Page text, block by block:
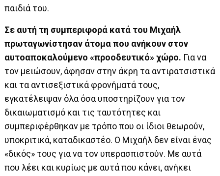
παιδιά του.
Σε αυτή τη συμπεριφορά κατά του Μιχαήλ
πρωταγωνίστησαν άτομα που ανήκουν στον
αυτοαποκαλούμενο «προοδευτικό» χώρο. Για να
τον μειώσουν, άφησαν στην άκρη τα αντιρατσιστικά
και τα αντισεξιστικά φρονήματά τους,
εγκατέλειψαν όλα όσα υποστηρίζουν για τον
δικαιωματισμό και τις ταυτότητες και
συμπεριφέρθηκαν με τρόπο που οι ίδιοι θεωρούν,
υποκριτικά, καταδικαστέο. Ο Μιχαήλ δεν είναι ένας
«δικός» τους για να τον υπερασπιστούν. Με αυτά
που λέει και κυρίως με αυτά που κάνει, ανήκει